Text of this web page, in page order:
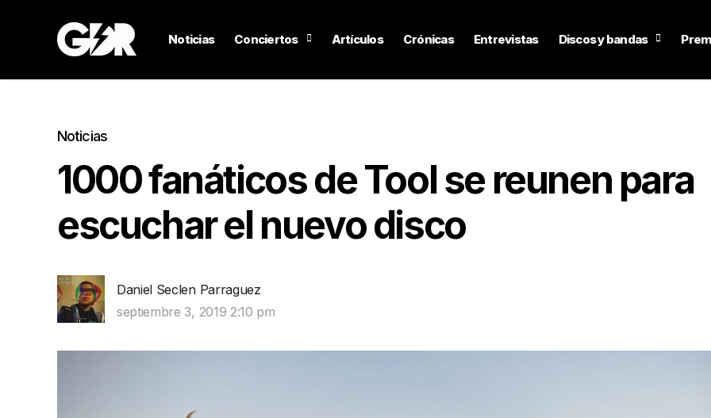
Noticias Conciertos Artículos Crónicas Entrevistas Discos y bandas
Noticias
1000 fanáticos de Tool se reunen para
escuchar el nuevo disco
Daniel Seclen Parraguez
septiembre 3, 2019 2:10 pm